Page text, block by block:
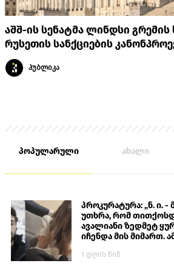
აშშ-ის სენატმა ლინდსი
რუსეთის სანქციების
პუბლიკა
პოპულარული ახალი
პროკურატურა: „ნ. ი. -
უთხრა, რომ
ავალიანი ზედმეტ
იჩენდა მის მიმართ.
თავს დასხმოდა გიგა
1 დღის წინ